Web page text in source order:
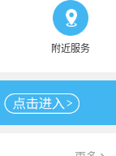
附近服务